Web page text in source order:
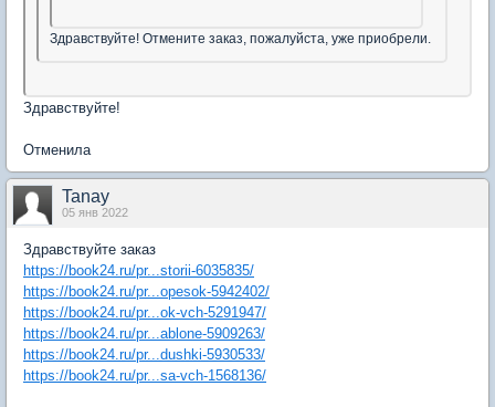
Здравствуйте! Отмените заказ, пожалуйста, уже приобрели.
Здравствуйте!
Отменила
Tanay
05 янв 2022
Здравствуйте заказ
https://book24.ru/pr...storii-6035835/
https://book24.ru/pr...opesok-5942402/
https://book24.ru/pr...ok-vch-5291947/
https://book24.ru/pr...ablone-5909263/
https://book24.ru/pr...dushki-5930533/
https://book24.ru/pr...sa-vch-1568136/